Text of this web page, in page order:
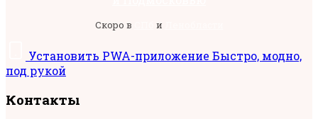
Скоро в и
Установить PWA-приложение Быстро, модно,
под рукой
Контакты